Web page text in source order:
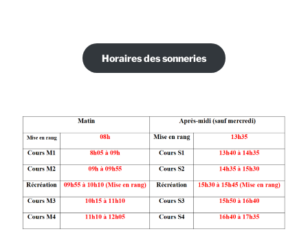
Horaires des sonneries